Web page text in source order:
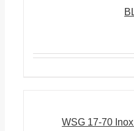
משחזת זווית וערכה עבודה WSG 17-70 Inox